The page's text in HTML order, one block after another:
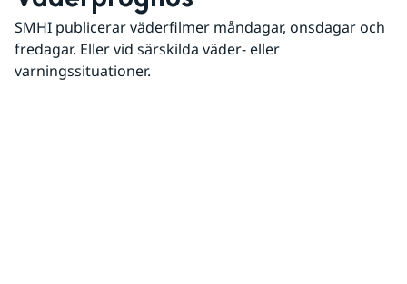
SMHI publicerar väderfilmer måndagar, onsdagar och
fredagar. Eller vid särskilda väder- eller
varningssituationer.